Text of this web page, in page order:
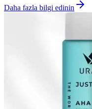
Daha fazla bilgi edinin